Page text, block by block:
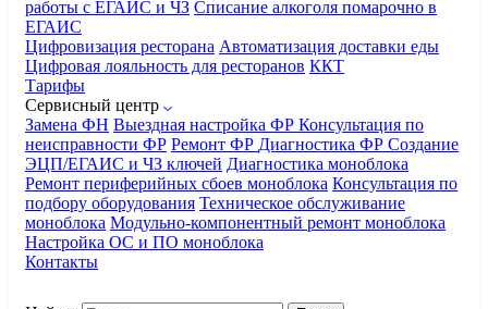
работы с ЕГАИС и ЧЗ Списание алкоголя помарочно в
ЕГАИС
Цифровизация ресторана Автоматизация доставки еды
Цифровая лояльность для ресторанов ККТ
Тарифы
Сервисный центр
Замена ФН Выездная настройка ФР Консультация по
неисправности ФР Ремонт ФР Диагностика ФР Создание
ЭЦП/ЕГАИС и ЧЗ ключей Диагностика моноблока
Ремонт периферийных сбоев моноблока Консультация по
подбору оборудования Техническое обслуживание
моноблока Модульно-компонентный ремонт моноблока
Настройка ОС и ПО моноблока
Контакты